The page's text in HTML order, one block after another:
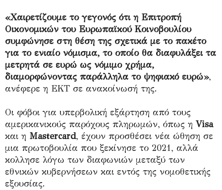
«Χαιρετίζουμε το γεγονός ότι η Επιτροπή
Οικονομικών του Ευρωπαϊκού Κοινοβουλίου
συμφώνησε στη θέση της σχετικά με το πακέτο
για το ενιαίο νόμισμα, το οποίο θα διαφυλάξει τα
μετρητά σε ευρώ ως νόμιμο χρήμα,
διαμορφώνοντας παράλληλα το ψηφιακό ευρώ»,
ανέφερε η ΕΚΤ σε ανακοίνωσή της.
Οι φόβοι για υπερβολική εξάρτηση από τους
αμερικανικούς παρόχους πληρωμών, όπως η Visa
και η Mastercard, έχουν προσθέσει νέα ώθηση σε
μια πρωτοβουλία που ξεκίνησε το 2021, αλλά
κολλησε λόγω των διαφωνιών μεταξύ των
εθνικών κυβερνήσεων και εντός της νομοθετικής
εξουσίας.